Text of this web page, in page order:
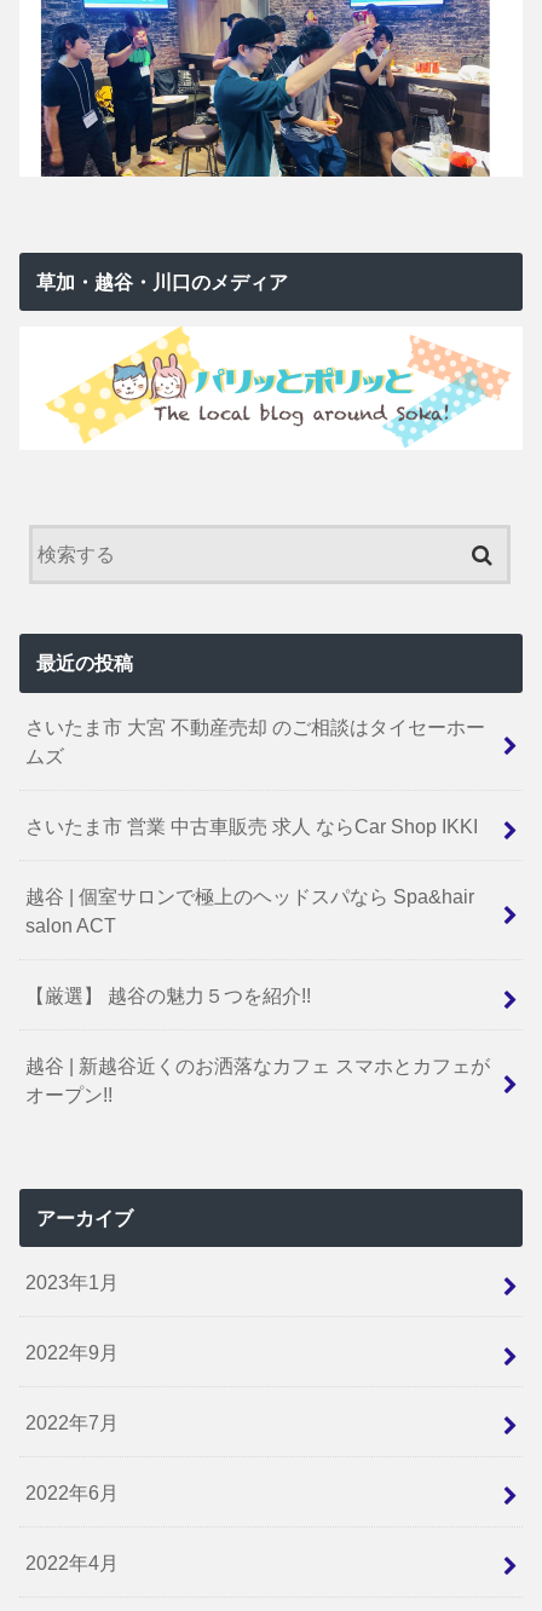
草加・越谷・川口のメディア
最近の投稿
さいたま市 大宮 不動産売却 のご相談はタイセーホー
ムズ
さいたま市 営業 中古車販売 求人 ならCar Shop IKKI
越谷 | 個室サロンで極上のヘッドスパなら Spa&hair
salon ACT
【厳選】 越谷の魅力５つを紹介!!
越谷 | 新越谷近くのお洒落なカフェ スマホとカフェが
オープン!!
アーカイブ
2023年1月
2022年9月
2022年7月
2022年6月
2022年4月